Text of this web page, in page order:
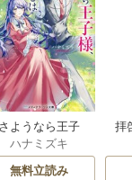
さようなら王子
様、どうか私のこ
とは忘れてくださ
ハナミズキ
無料立読み
拝